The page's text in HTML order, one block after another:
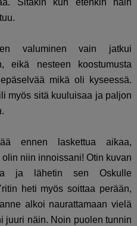
Sitäkin kun etenkin näin
valuminen vain jatkui
eikä nesteen koostumusta
mikä oli kyseessä.
myös sitä kuuluisaa ja paljon
.
ennen laskettua aikaa,
niin innoissani! Otin kuvan
ja lähetin sen Oskulle
heti myös soittaa perään,
alkoi naurattamaan vielä
juuri näin. Noin puolen tunnin